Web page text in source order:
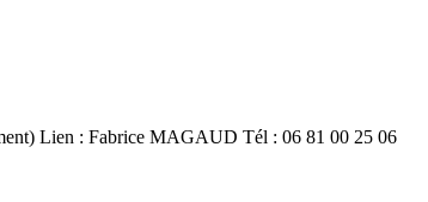
Lien : Fabrice MAGAUD Tél : 06 81 00 25 06